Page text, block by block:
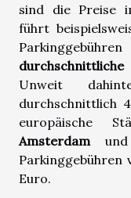
sind die Preise
führt
durchschnittliche
Unweit
durchschnittlich
europäische
Amsterdam
Parkinggebühren
Euro.